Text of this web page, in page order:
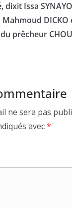
dixit Issa
Mahmoud
prêcheur
ne sera pas
avec*